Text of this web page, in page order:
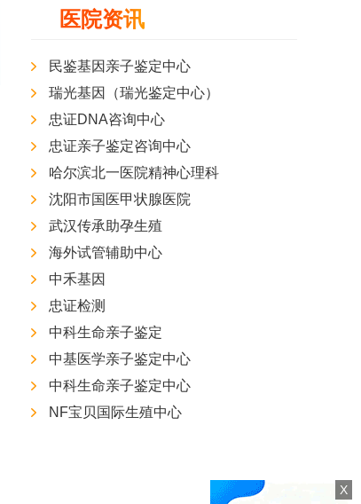
医院资讯
民鉴基因亲子鉴定中心
瑞光基因（瑞光鉴定中心）
忠证DNA咨询中心
忠证亲子鉴定咨询中心
哈尔滨北一医院精神心理科
沈阳市国医甲状腺医院
武汉传承助孕生殖
海外试管辅助中心
中禾基因
忠证检测
中科生命亲子鉴定
中基医学亲子鉴定中心
中科生命亲子鉴定中心
NF宝贝国际生殖中心
X